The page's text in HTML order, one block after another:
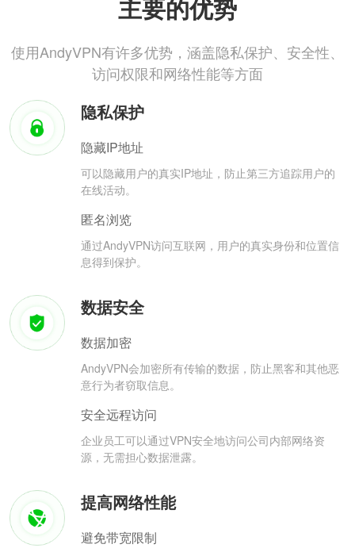
主要的优势
使用AndyVPN有许多优势，涵盖隐私保护、安全性、
访问权限和网络性能等方面
隐私保护
隐藏IP地址
可以隐藏用户的真实IP地址，防止第三方追踪用户的
在线活动。
匿名浏览
通过AndyVPN访问互联网，用户的真实身份和位置信
息得到保护。
数据安全
数据加密
AndyVPN会加密所有传输的数据，防止黑客和其他恶
意行为者窃取信息。
安全远程访问
企业员工可以通过VPN安全地访问公司内部网络资
源，无需担心数据泄露。
提高网络性能
避免带宽限制